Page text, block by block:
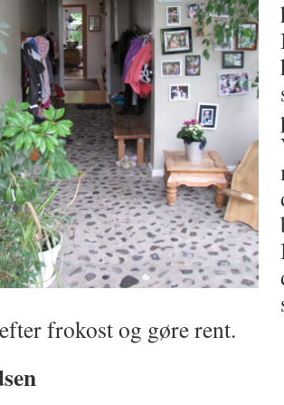
frokost og gøre rent.